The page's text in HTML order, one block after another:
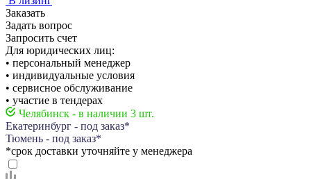
Заказать
Задать вопрос
Запросить счет
Для юридических лиц:
• персональный менеджер
• индивидуальные условия
• сервисное обслуживание
• участие в тендерах
Челябинск - в наличии 3 шт.
Екатеринбург - под заказ*
Тюмень - под заказ*
*срок доставки уточняйте у менеджера